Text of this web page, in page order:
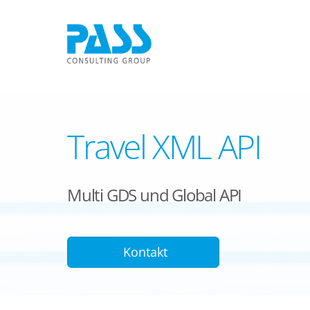
Travel XML API
Multi GDS und Global API
Kontakt